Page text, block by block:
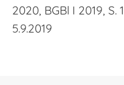
2020, BGBl I 2019, S.
5.9.2019